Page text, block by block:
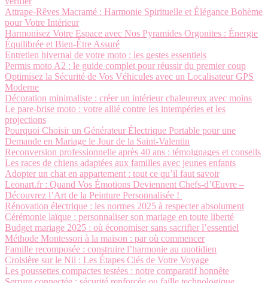
Attrape-Rêves Macramé : Harmonie Spirituelle et Élégance Bohème
pour Votre Intérieur
Harmonisez Votre Espace avec Nos Pyramides Orgonites : Énergie
Équilibrée et Bien-Être Assuré
Entretien hivernal de votre moto : les gestes essentiels
Permis moto A2 : le guide complet pour réussir du premier coup
Optimisez la Sécurité de Vos Véhicules avec un Localisateur GPS
Moderne
Décoration minimaliste : créer un intérieur chaleureux avec moins
Le pare-brise moto : votre allié contre les intempéries et les
projections
Pourquoi Choisir un Générateur Électrique Portable pour une
Demande en Mariage le Jour de la Saint-Valentin
Reconversion professionnelle après 40 ans : témoignages et conseils
Les races de chiens adaptées aux familles avec jeunes enfants
Adopter un chat en appartement : tout ce qu’il faut savoir
Leonart.fr : Quand Vos Émotions Deviennent Chefs-d’Œuvre –
Découvrez l’Art de la Peinture Personnalisée !
Rénovation électrique : les normes 2025 à respecter absolument
Cérémonie laïque : personnaliser son mariage en toute liberté
Budget mariage 2025 : où économiser sans sacrifier l’essentiel
Méthode Montessori à la maison : par où commencer
Famille recomposée : construire l’harmonie au quotidien
Croisière sur le Nil : Les Étapes Clés de Votre Voyage
Les poussettes compactes testées : notre comparatif honnête